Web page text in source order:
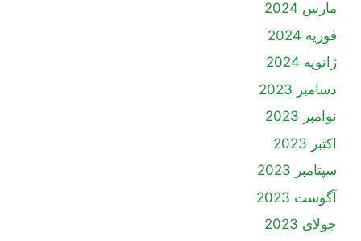
مارس 2024
فوریه 2024
ژانویه 2024
دسامبر 2023
نوامبر 2023
اکتبر 2023
سپتامبر 2023
آگوست 2023
جولای 2023